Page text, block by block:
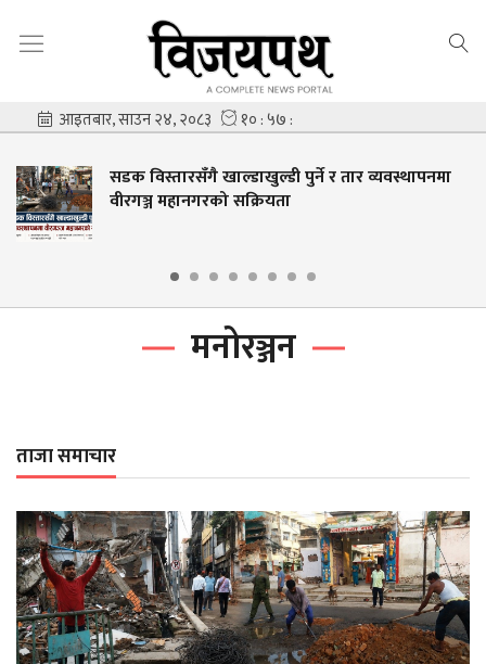
सडक विस्तारसँगै खाल्डाखुल्डी पुर्ने र तार व्यवस्थापनमा
वीरगञ्ज महानगरको सक्रियता
मनोरञ्जन
ताजा समाचार